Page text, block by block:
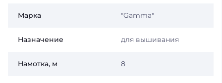
Марка "Gamma"
Назначение для вышивания
Намотка, м 8